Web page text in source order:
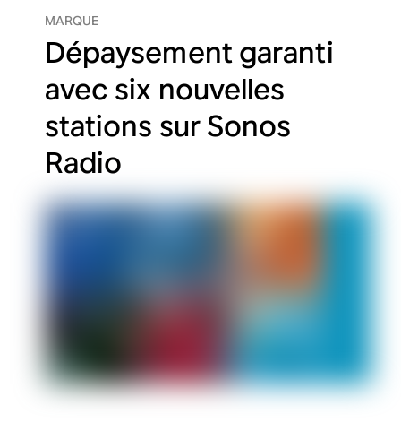
MARQUE
Dépaysement garanti
avec six nouvelles
stations sur Sonos
Radio